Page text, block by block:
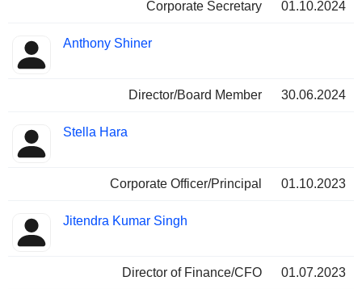
Corporate Secretary
01.10.2024
Anthony Shiner
Director/Board Member 30.06.2024
Stella Hara
Corporate Officer/Principal 01.10.2023
Jitendra Kumar Singh
Director of Finance/CFO 01.07.2023